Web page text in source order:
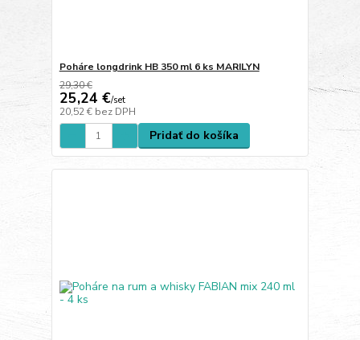
Poháre longdrink HB 350 ml 6 ks MARILYN
29,30 €
25,24 €/set
20,52 € bez DPH
Pridať do košíka